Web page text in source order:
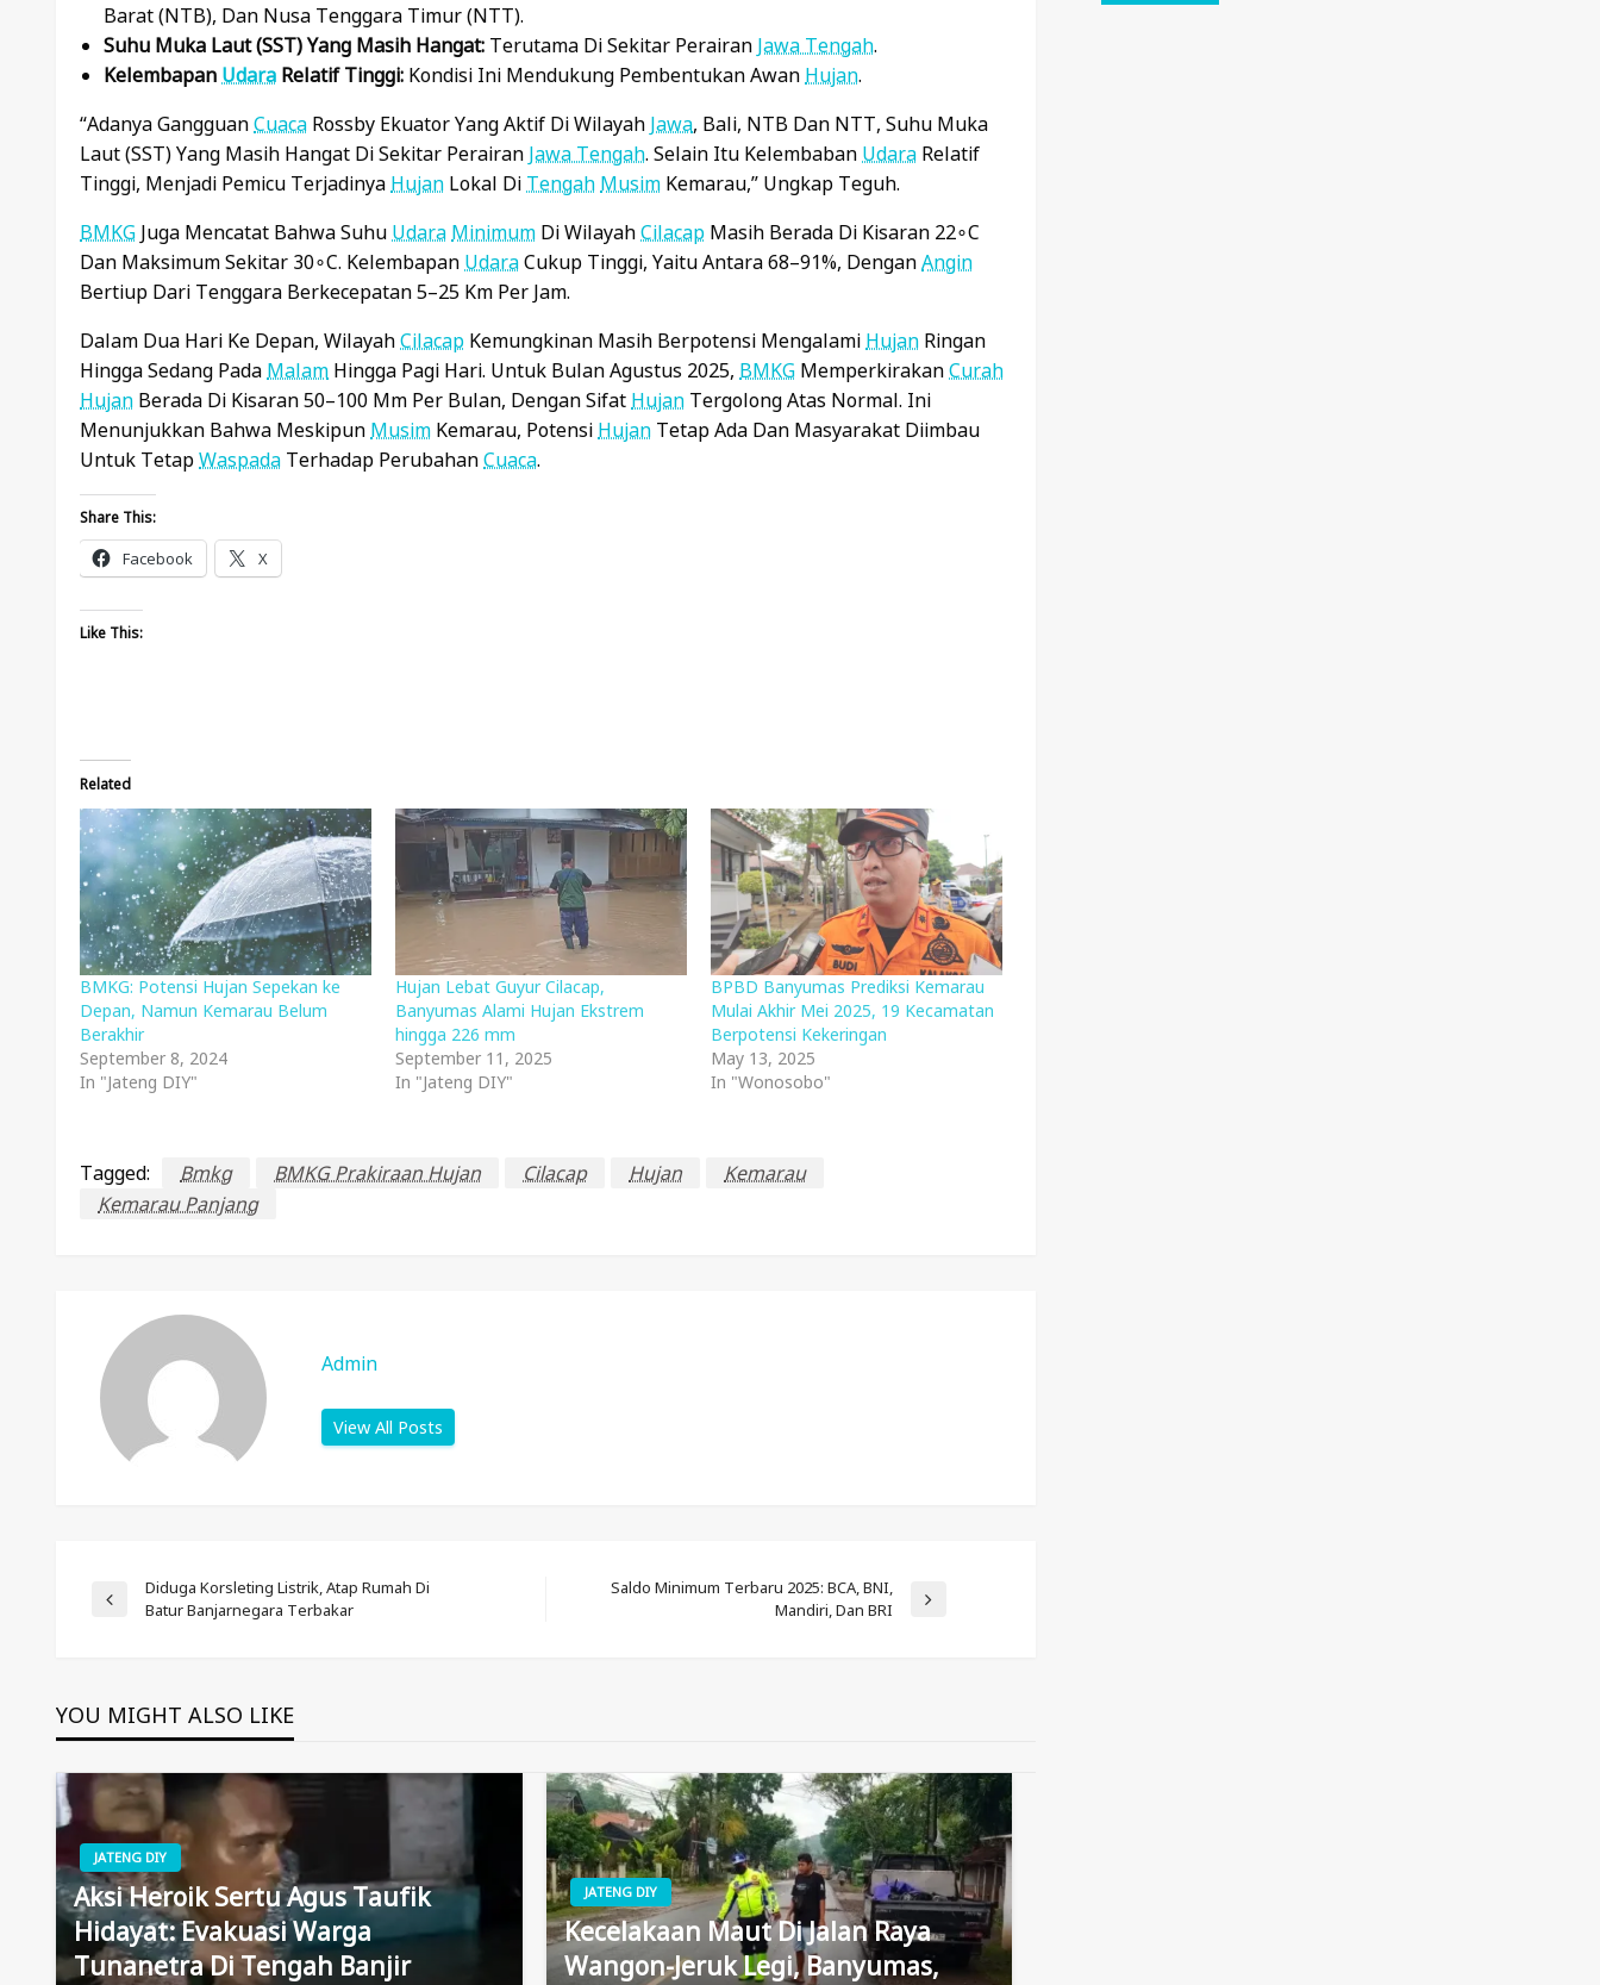
Barat (NTB), Dan Nusa Tenggara Timur (NTT).
Suhu Muka Laut (SST) Yang Masih Hangat: Terutama Di Sekitar Perairan Jawa Tengah.
Kelembapan Udara Relatif Tinggi: Kondisi Ini Mendukung Pembentukan Awan Hujan.
“Adanya GangguanCuaca Rossby Ekuator Yang Aktif Di Wilayah Jawa, Bali, NTB Dan NTT, Suhu Muka
Laut (SST) Yang Masih Hangat Di Sekitar Perairan Jawa Tengah. Selain Itu Kelembaban Udara Relatif
Tinggi, Menjadi Pemicu Terjadinya Hujan Lokal Di Tengah Musim Kemarau,” Ungkap Teguh.
BMKG Juga Mencatat Bahwa Suhu Udara Minimum Di WilayahCilacap Masih Berada Di Kisaran 22∘C
Dan Maksimum Sekitar 30∘C. Kelembapan UdaraCukup Tinggi, Yaitu Antara 68–91%, DenganAngin
Bertiup Dari Tenggara Berkecepatan 5–25 Km Per Jam.
Dalam Dua Hari Ke Depan, WilayahCilacap Kemungkinan Masih Berpotensi Mengalami Hujan Ringan
Hingga Sedang Pada Malam Hingga Pagi Hari. Untuk Bulan Agustus 2025, BMKG MemperkirakanCurah
Hujan Berada Di Kisaran 50–100 Mm Per Bulan, Dengan Sifat Hujan Tergolong Atas Normal. Ini
Menunjukkan Bahwa Meskipun Musim Kemarau, Potensi Hujan Tetap Ada Dan Masyarakat Diimbau
Untuk TetapWaspada Terhadap PerubahanCuaca.
Share This:
Facebook X
Like This:
Related
BMKG: Potensi Hujan Sepekan ke
Depan, Namun Kemarau Belum
Berakhir
September 8, 2024
In "Jateng DIY"
Hujan Lebat Guyur Cilacap,
Banyumas Alami Hujan Ekstrem
hingga 226 mm
September 11, 2025
In "Jateng DIY"
BPBD Banyumas Prediksi Kemarau
Mulai Akhir Mei 2025, 19 Kecamatan
Berpotensi Kekeringan
May 13, 2025
In "Wonosobo"
Tagged: Bmkg BMKG Prakiraan Hujan Cilacap Hujan
Kemarau
Kemarau Panjang
Admin
View All Posts
Post
Previous
Diduga Korsleting Listrik, Atap Rumah Di
Batur Banjarnegara Terbakar
Saldo Minimum Terbaru 2025: BCA, BNI,
Mandiri, Dan BRI
YOU MIGHT ALSO LIKE
JATENG DIY
Aksi Heroik Sertu Agus Taufik
Hidayat: Evakuasi Warga
Tunanetra Di Tengah Banjir
JATENG DIY
Kecelakaan Maut Di Jalan Raya
Wangon-Jeruk Legi, Banyumas,